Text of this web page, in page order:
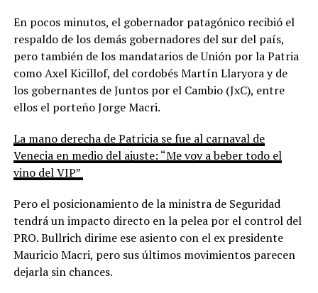
En pocos minutos, el gobernador patagónico recibió el
respaldo de los demás gobernadores del sur del país,
pero también de los mandatarios de Unión por la Patria
como Axel Kicillof, del cordobés Martín Llaryora y de
los gobernantes de Juntos por el Cambio (JxC), entre
ellos el porteño Jorge Macri.
La mano derecha de Patricia se fue al carnaval de
Venecia en medio del ajuste: “Me voy a beber todo el
vino del VIP”
Pero el posicionamiento de la ministra de Seguridad
tendrá un impacto directo en la pelea por el control del
PRO. Bullrich dirime ese asiento con el ex presidente
Mauricio Macri, pero sus últimos movimientos parecen
dejarla sin chances.